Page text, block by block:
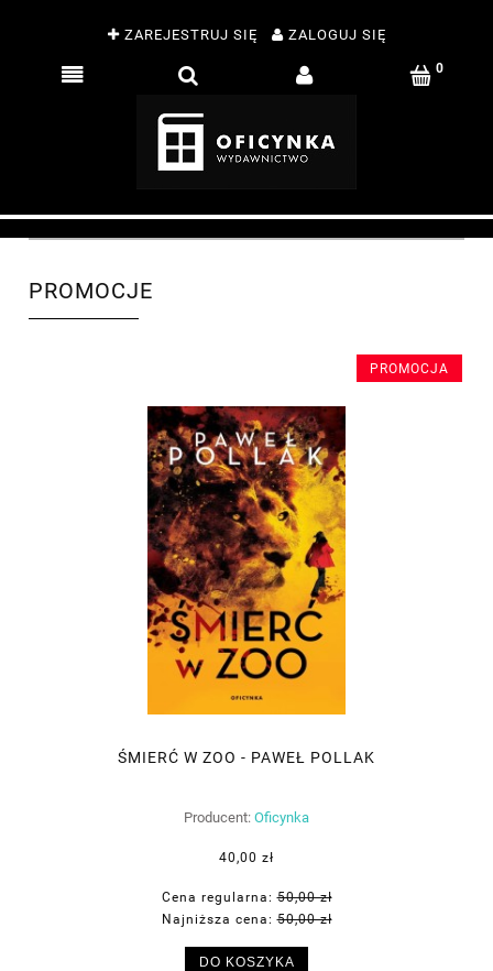
ZAREJESTRUJ SIĘ ZALOGUJ SIĘ
PROMOCJE
ŚMIERĆ W ZOO - PAWEŁ POLLAK
Producent: Oficynka
40,00 zł
Cena regularna:50,00 zł
Najniższa cena:50,00 zł
DO KOSZYKA
PROMOCJA